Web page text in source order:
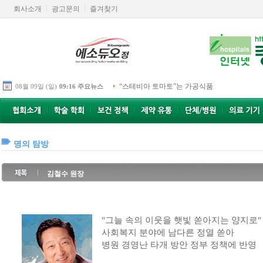
회사소개 광고문의 즐겨찾기
08월 09일 (일) 09:16 주요뉴스 “스테비아 토마토”는 가공식품
명의 탐방
김철수 원장
"그늘 속의 이웃을 햇빛 쏟아지는 양지로"
사회복지 분야에 남다른 정열 쏟아
병원 경영난 타개 방안 정부 정책에 반영